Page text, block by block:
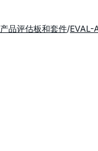
产品评估板和套件 EVAL-